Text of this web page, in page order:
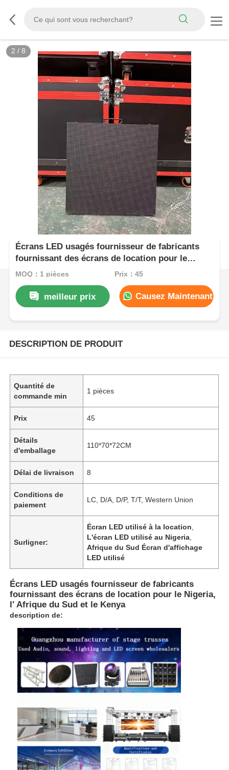
2 / 8
Écrans LED usagés fournisseur de fabricants
fournissant des écrans de location pour le
Nigeria, l' Afrique du Sud et le Kenya
MOQ：1 pièces Prix：45
meilleur prix Causez Maintenant
DESCRIPTION DE PRODUIT
Quantité de
commande min
1 pièces
Prix 45
Détails
d'emballage
110*70*72CM
Délai de livraison 8
Conditions de
paiement
LC, D/A, D/P, T/T, Western Union
Surligner:
Écran LED utilisé à la location
L'écran LED utilisé au Nigeria
Afrique du Sud Écran d'affichage
LED utilisé
Écrans LED usagés fournisseur de fabricants
fournissant des écrans de location pour le Nigeria,
l' Afrique du Sud et le Kenya
description de: